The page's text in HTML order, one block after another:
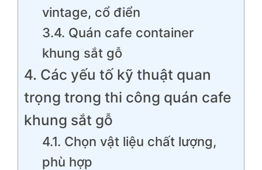
vintage, cổ điển
3.4. Quán cafe container
khung sắt gỗ
4. Các yếu tố kỹ thuật quan
trọng trong thi công quán cafe
khung sắt gỗ
4.1. Chọn vật liệu chất lượng,
phù hợp